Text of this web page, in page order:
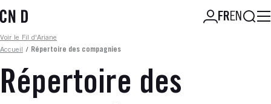
au
principal
FREN
Fil d'ariane
Voir le Fil d'Ariane
Accueil
/ Répertoire des compagnies
Répertoire des